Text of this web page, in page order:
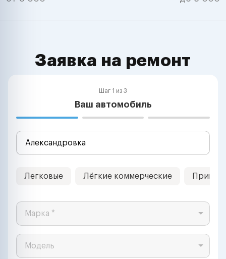
Заявка на ремонт
Шаг 1 из 3
Ваш автомобиль
Легковые Лёгкие коммерческие
Марка *
Модель